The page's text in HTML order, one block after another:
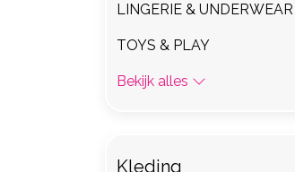
LINGERIE & UNDERWEAR
TOYS & PLAY
Bekijk alles
Kleding